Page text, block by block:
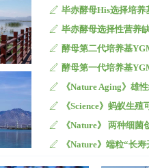
ꄅ
ꄅ
ꄅ
ꄅ 酵母第一代培养基
ꄅ
ꄅ 《Science》蚂蚁生
ꄅ 《Nature》 两种细
ꄅ 《Nature》端粒“长